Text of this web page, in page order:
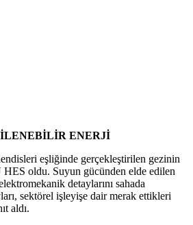
ENERJİ
eşliğinde gerçekleştirilen gezinin
oldu. Suyun gücünden elde edilen
detaylarını sahada
sektörel işleyişe dair merak ettikleri
aldı.